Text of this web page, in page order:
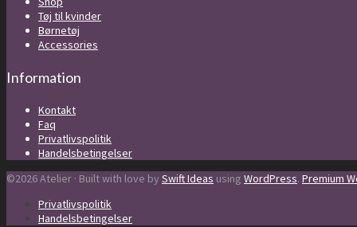
Tøj til kvinder
Børnetøj
Accessories
Information
Kontakt
Faq
Privatlivspolitik
Handelsbetingelser
©2026 Atelier · Built with love by Swift Ideas using WordPress. Premium
Privatlivspolitik
Handelsbetingelser